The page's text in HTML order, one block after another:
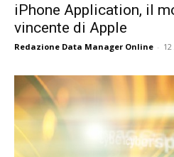
iPhone Application, il
vincente di Apple
Redazione Data Manager Online -